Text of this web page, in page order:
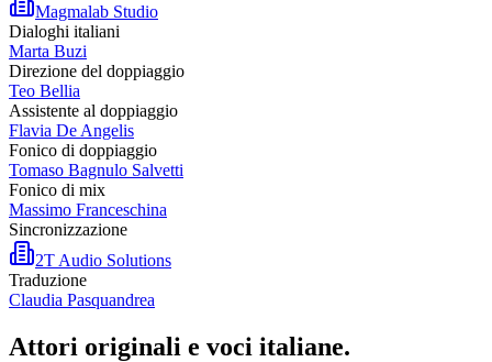
Magmalab Studio
Dialoghi italiani
Marta Buzi
Direzione del doppiaggio
Teo Bellia
Assistente al doppiaggio
Flavia De Angelis
Fonico di doppiaggio
Tomaso Bagnulo Salvetti
Fonico di mix
Massimo Franceschina
Sincronizzazione
2T Audio Solutions
Traduzione
Claudia Pasquandrea
Attori originali e voci italiane.